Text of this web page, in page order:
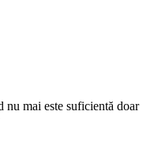
nu mai este suficientă doar